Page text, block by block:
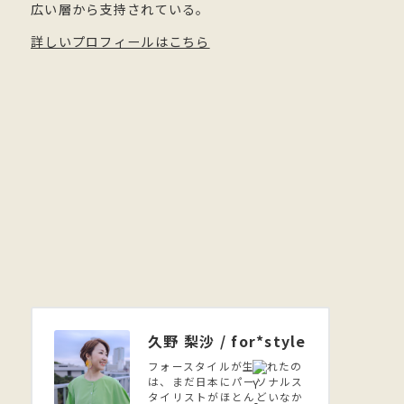
広い層から支持されている。
詳しいプロフィールはこちら
久野 梨沙 / for*style
フォースタイルが生まれたの
は、まだ日本にパーソナルス
タイリストがほとんどいなか